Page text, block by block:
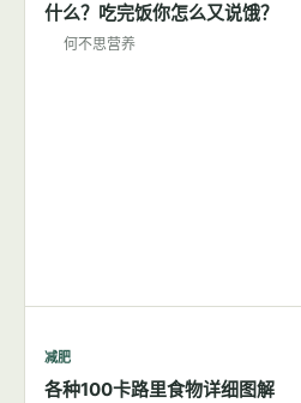
什么？吃完饭你怎么又说饿？
何不思营养
减肥
各种100卡路里食物详细图解